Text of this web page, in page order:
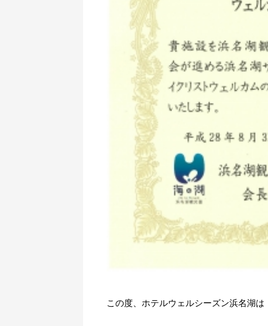
この度、ホテルウェルシーズン浜名湖は